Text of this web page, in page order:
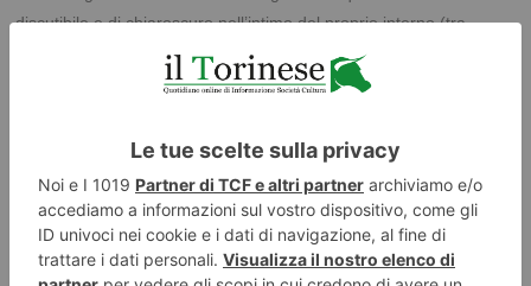
discutibile e di chiaroscuro nell’intimo del proprio interno (tra
qualche giorno arriverà anche Spielberg con i suoi Pentagon
Papers, i mea culpa del Vietnam), che non ha paura di
indietro, che maneggia la propria Storia con una asprezza di
non per la semplicistica erba del vicino sempre più verde, che
tutt’al più camuffiamo i problemi di casa nostra dietro la risata,
grassa e a tratti sconcertante, priva ormai in modo definitivo di